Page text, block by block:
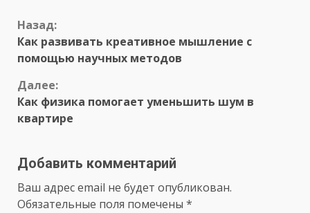
Продолжить
чтение
Назад:
Как развивать креативное мышление с
помощью научных методов
Далее:
Как физика помогает уменьшить шум в
квартире
Добавить комментарий
Ваш адрес email не будет опубликован.
Обязательные поля помечены *